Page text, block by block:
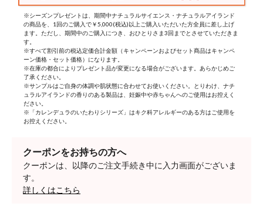
※シーズンプレゼントは、期間中ナチュラルサイエンス・ナチュラルアイランド
の商品を、1回のご購入で￥5,000(税込)以上ご購入いただいた方全員に差し上げ
ます。ただし、期間中のご購入につき、おひとりさま3回までとさせていただきま
す。
※すべて割引前の税込定価合計金額（キャンペーンおよびセット商品はキャンペ
ーン価格・セット価格）になります。
※在庫の都合によりプレゼント品が変更になる場合がございます。あらかじめご
了承ください。
※サンプルはご自身の体調や肌状態に合わせてお使いください。とりわけ、ナチ
ュラルアイランドの香りのある製品は、妊娠中や赤ちゃんへのご使用はお控えく
ださい。
※「カレンデュラのいたわりシリーズ」はキク科アレルギーのある方はご使用を
お控えください。
クーポンをお持ちの方へ
クーポンは、以降のご注文手続き中に入力画面がございま
す。
詳しくはこちら